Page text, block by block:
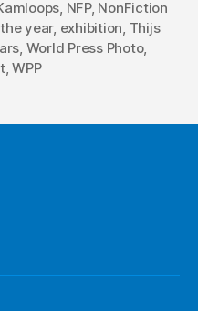
, NFP, NonFiction
year, exhibition, Thijs
, World Press Photo,
,WPP